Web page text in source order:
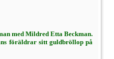
med Mildred Etta Beckman.
föräldrar sitt guld­bröllop på